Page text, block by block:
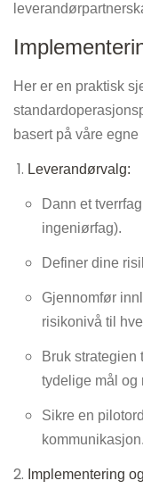
Her er en praktisk
basert på våre
Leverandørvalg:
Dann et
ingeniørfag).
Definer dine
Gjennomfør
risikonivå til
Bruk strategien
tydelige mål og
Sikre en
kommunikasjon.
Implementering